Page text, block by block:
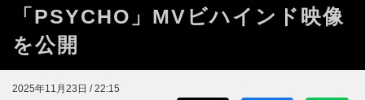
「PSYCHO」MVビハインド映像
を公開
2025年11月23日 / 22:15